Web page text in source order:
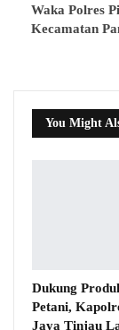
Waka Polres
Kecamatan
You Might
Dukung
Petani,
Jaya Tinjau